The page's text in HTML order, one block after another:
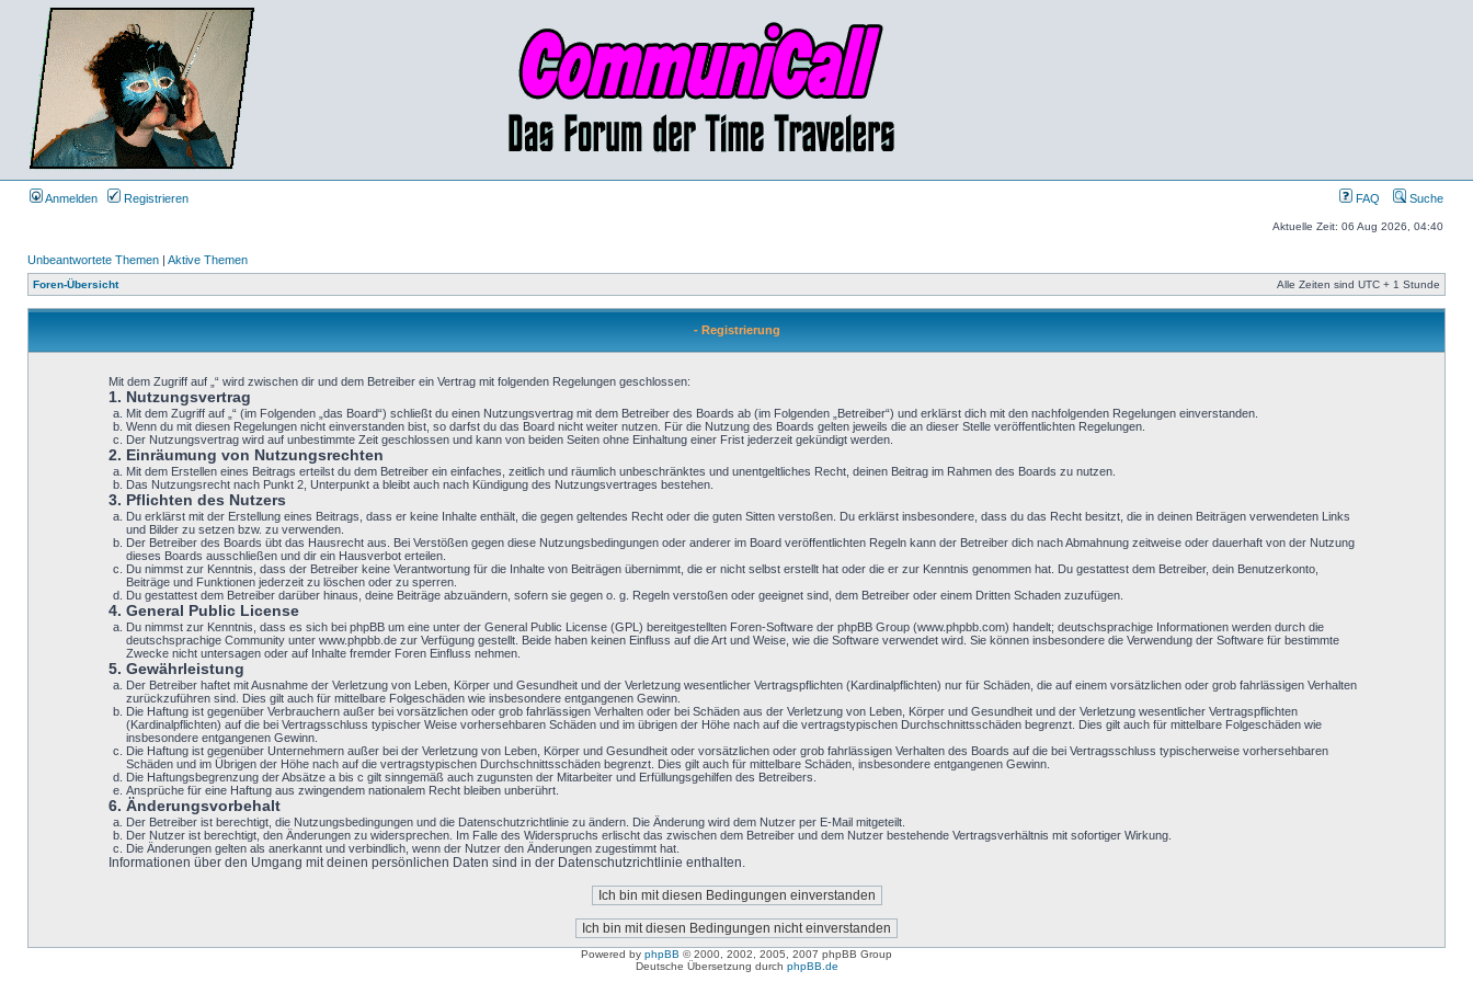
Anmelden Registrieren FAQ Suche
Aktuelle Zeit: 06 Aug 2026, 04:40
Unbeantwortete Themen | Aktive Themen
Foren-Übersicht Alle Zeiten sind UTC + 1 Stunde
- Registrierung
Mit dem Zugriff auf „“ wird zwischen dir und dem Betreiber ein Vertrag mit folgenden Regelungen geschlossen:
1. Nutzungsvertrag
Mit dem Zugriff auf „“ (im Folgenden „das Board“) schließt du einen Nutzungsvertrag mit dem Betreiber des Boards ab (im Folgenden „Betreiber“) und erklärst dich mit den nachfolgenden Regelungen einverstanden.
Wenn du mit diesen Regelungen nicht einverstanden bist, so darfst du das Board nicht weiter nutzen. Für die Nutzung des Boards gelten jeweils die an dieser Stelle veröffentlichten Regelungen.
Der Nutzungsvertrag wird auf unbestimmte Zeit geschlossen und kann von beiden Seiten ohne Einhaltung einer Frist jederzeit gekündigt werden.
2. Einräumung von Nutzungsrechten
Mit dem Erstellen eines Beitrags erteilst du dem Betreiber ein einfaches, zeitlich und räumlich unbeschränktes und unentgeltliches Recht, deinen Beitrag im Rahmen des Boards zu nutzen.
Das Nutzungsrecht nach Punkt 2, Unterpunkt a bleibt auch nach Kündigung des Nutzungsvertrages bestehen.
3. Pflichten des Nutzers
Du erklärst mit der Erstellung eines Beitrags, dass er keine Inhalte enthält, die gegen geltendes Recht oder die guten Sitten verstoßen. Du erklärst insbesondere, dass du das Recht besitzt, die in deinen Beiträgen verwendeten Links
und Bilder zu setzen bzw. zu verwenden.
Der Betreiber des Boards übt das Hausrecht aus. Bei Verstößen gegen diese Nutzungsbedingungen oder anderer im Board veröffentlichten Regeln kann der Betreiber dich nach Abmahnung zeitweise oder dauerhaft von der Nutzung
dieses Boards ausschließen und dir ein Hausverbot erteilen.
Du nimmst zur Kenntnis, dass der Betreiber keine Verantwortung für die Inhalte von Beiträgen übernimmt, die er nicht selbst erstellt hat oder die er zur Kenntnis genommen hat. Du gestattest dem Betreiber, dein Benutzerkonto,
Beiträge und Funktionen jederzeit zu löschen oder zu sperren.
Du gestattest dem Betreiber darüber hinaus, deine Beiträge abzuändern, sofern sie gegen o. g. Regeln verstoßen oder geeignet sind, dem Betreiber oder einem Dritten Schaden zuzufügen.
4. General Public License
Du nimmst zur Kenntnis, dass es sich bei phpBB um eine unter der General Public License (GPL) bereitgestellten Foren-Software der phpBB Group (www.phpbb.com) handelt; deutschsprachige Informationen werden durch die
deutschsprachige Community unter www.phpbb.de zur Verfügung gestellt. Beide haben keinen Einfluss auf die Art und Weise, wie die Software verwendet wird. Sie können insbesondere die Verwendung der Software für bestimmte
Zwecke nicht untersagen oder auf Inhalte fremder Foren Einfluss nehmen.
5. Gewährleistung
Der Betreiber haftet mit Ausnahme der Verletzung von Leben, Körper und Gesundheit und der Verletzung wesentlicher Vertragspflichten (Kardinalpflichten) nur für Schäden, die auf einem vorsätzlichen oder grob fahrlässigen Verhalten
zurückzuführen sind. Dies gilt auch für mittelbare Folgeschäden wie insbesondere entgangenen Gewinn.
Die Haftung ist gegenüber Verbrauchern außer bei vorsätzlichen oder grob fahrlässigen Verhalten oder bei Schäden aus der Verletzung von Leben, Körper und Gesundheit und der Verletzung wesentlicher Vertragspflichten
(Kardinalpflichten) auf die bei Vertragsschluss typischer Weise vorhersehbaren Schäden und im übrigen der Höhe nach auf die vertragstypischen Durchschnittsschäden begrenzt. Dies gilt auch für mittelbare Folgeschäden wie
insbesondere entgangenen Gewinn.
Die Haftung ist gegenüber Unternehmern außer bei der Verletzung von Leben, Körper und Gesundheit oder vorsätzlichen oder grob fahrlässigen Verhalten des Boards auf die bei Vertragsschluss typischerweise vorhersehbaren
Schäden und im Übrigen der Höhe nach auf die vertragstypischen Durchschnittsschäden begrenzt. Dies gilt auch für mittelbare Schäden, insbesondere entgangenen Gewinn.
Die Haftungsbegrenzung der Absätze a bis c gilt sinngemäß auch zugunsten der Mitarbeiter und Erfüllungsgehilfen des Betreibers.
Ansprüche für eine Haftung aus zwingendem nationalem Recht bleiben unberührt.
6. Änderungsvorbehalt
Der Betreiber ist berechtigt, die Nutzungsbedingungen und die Datenschutzrichtlinie zu ändern. Die Änderung wird dem Nutzer per E-Mail mitgeteilt.
Der Nutzer ist berechtigt, den Änderungen zu widersprechen. Im Falle des Widerspruchs erlischt das zwischen dem Betreiber und dem Nutzer bestehende Vertragsverhältnis mit sofortiger Wirkung.
Die Änderungen gelten als anerkannt und verbindlich, wenn der Nutzer den Änderungen zugestimmt hat.
Informationen über den Umgang mit deinen persönlichen Daten sind in der Datenschutzrichtlinie enthalten.
Powered by phpBB © 2000, 2002, 2005, 2007 phpBB Group
Deutsche Übersetzung durch phpBB.de